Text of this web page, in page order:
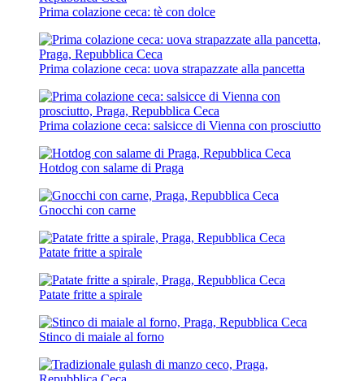
Prima colazione ceca: tè con dolce
Prima colazione ceca: uova strapazzate alla pancetta
Prima colazione ceca: salsicce di Vienna con prosciutto
Hotdog con salame di Praga
Gnocchi con carne
Patate fritte a spirale
Patate fritte a spirale
Stinco di maiale al forno